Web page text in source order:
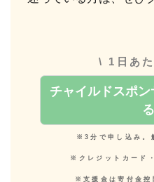
\ 1日あ
チャイルドスポ
る
※3分で申し込み。
※クレジットカード
※支援金は寄付金控